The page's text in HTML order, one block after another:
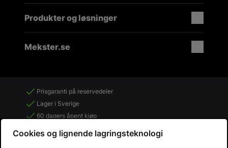
Produkter og løsninger
Mekster.se
Prisgaranti på reservedeler
Lager i Sverige
60 dagers åpent kjøp
Gratis returer
Cookies og lignende lagringsteknologi